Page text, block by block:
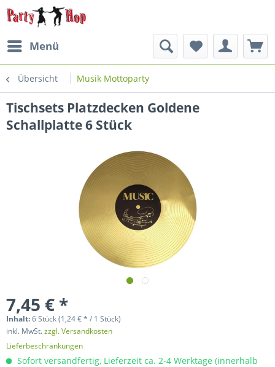
Menü
Übersicht Musik Mottoparty
Tischsets Platzdecken Goldene
Schallplatte 6 Stück
7,45 € *
Inhalt:6 Stück (1,24 € * / 1 Stück)
inkl. MwSt.zzgl. Versandkosten
Lieferbeschränkungen
Sofort versandfertig, Lieferzeit ca. 2-4 Werktage (innerhalb